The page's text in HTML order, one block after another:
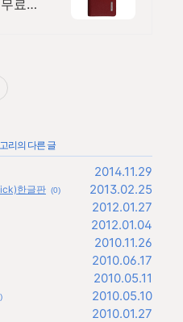
료
리의 다른 글
2014.11.29
한글판 (0) 2013.02.25
2012.01.27
2012.01.04
2010.11.26
2010.06.17
2010.05.11
2010.05.10
2010.01.27